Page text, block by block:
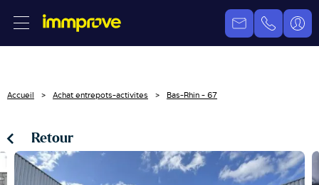
Accueil Achat entrepots-activites Bas-Rhin - 67
Retour